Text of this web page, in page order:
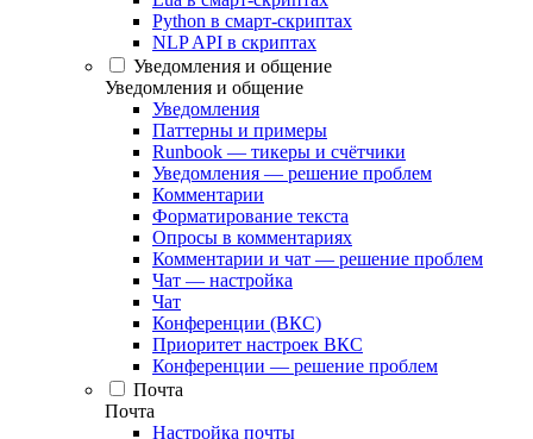
Python в смарт-скриптах
NLP API в скриптах
Уведомления и общение
Уведомления и общение
Уведомления
Паттерны и примеры
Runbook — тикеры и счётчики
Уведомления — решение проблем
Комментарии
Форматирование текста
Опросы в комментариях
Комментарии и чат — решение проблем
Чат — настройка
Чат
Конференции (ВКС)
Приоритет настроек ВКС
Конференции — решение проблем
Почта
Почта
Настройка почты